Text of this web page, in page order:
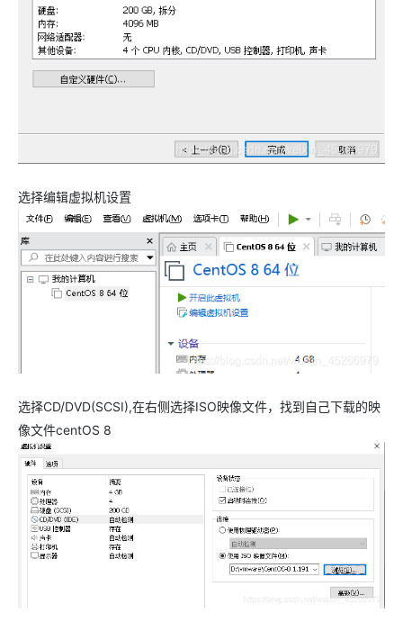
选择编辑虚拟机设置
选择CD/DVD(SCSI),在右侧选择ISO映像文件，找到自己下载的映
像文件centOS 8